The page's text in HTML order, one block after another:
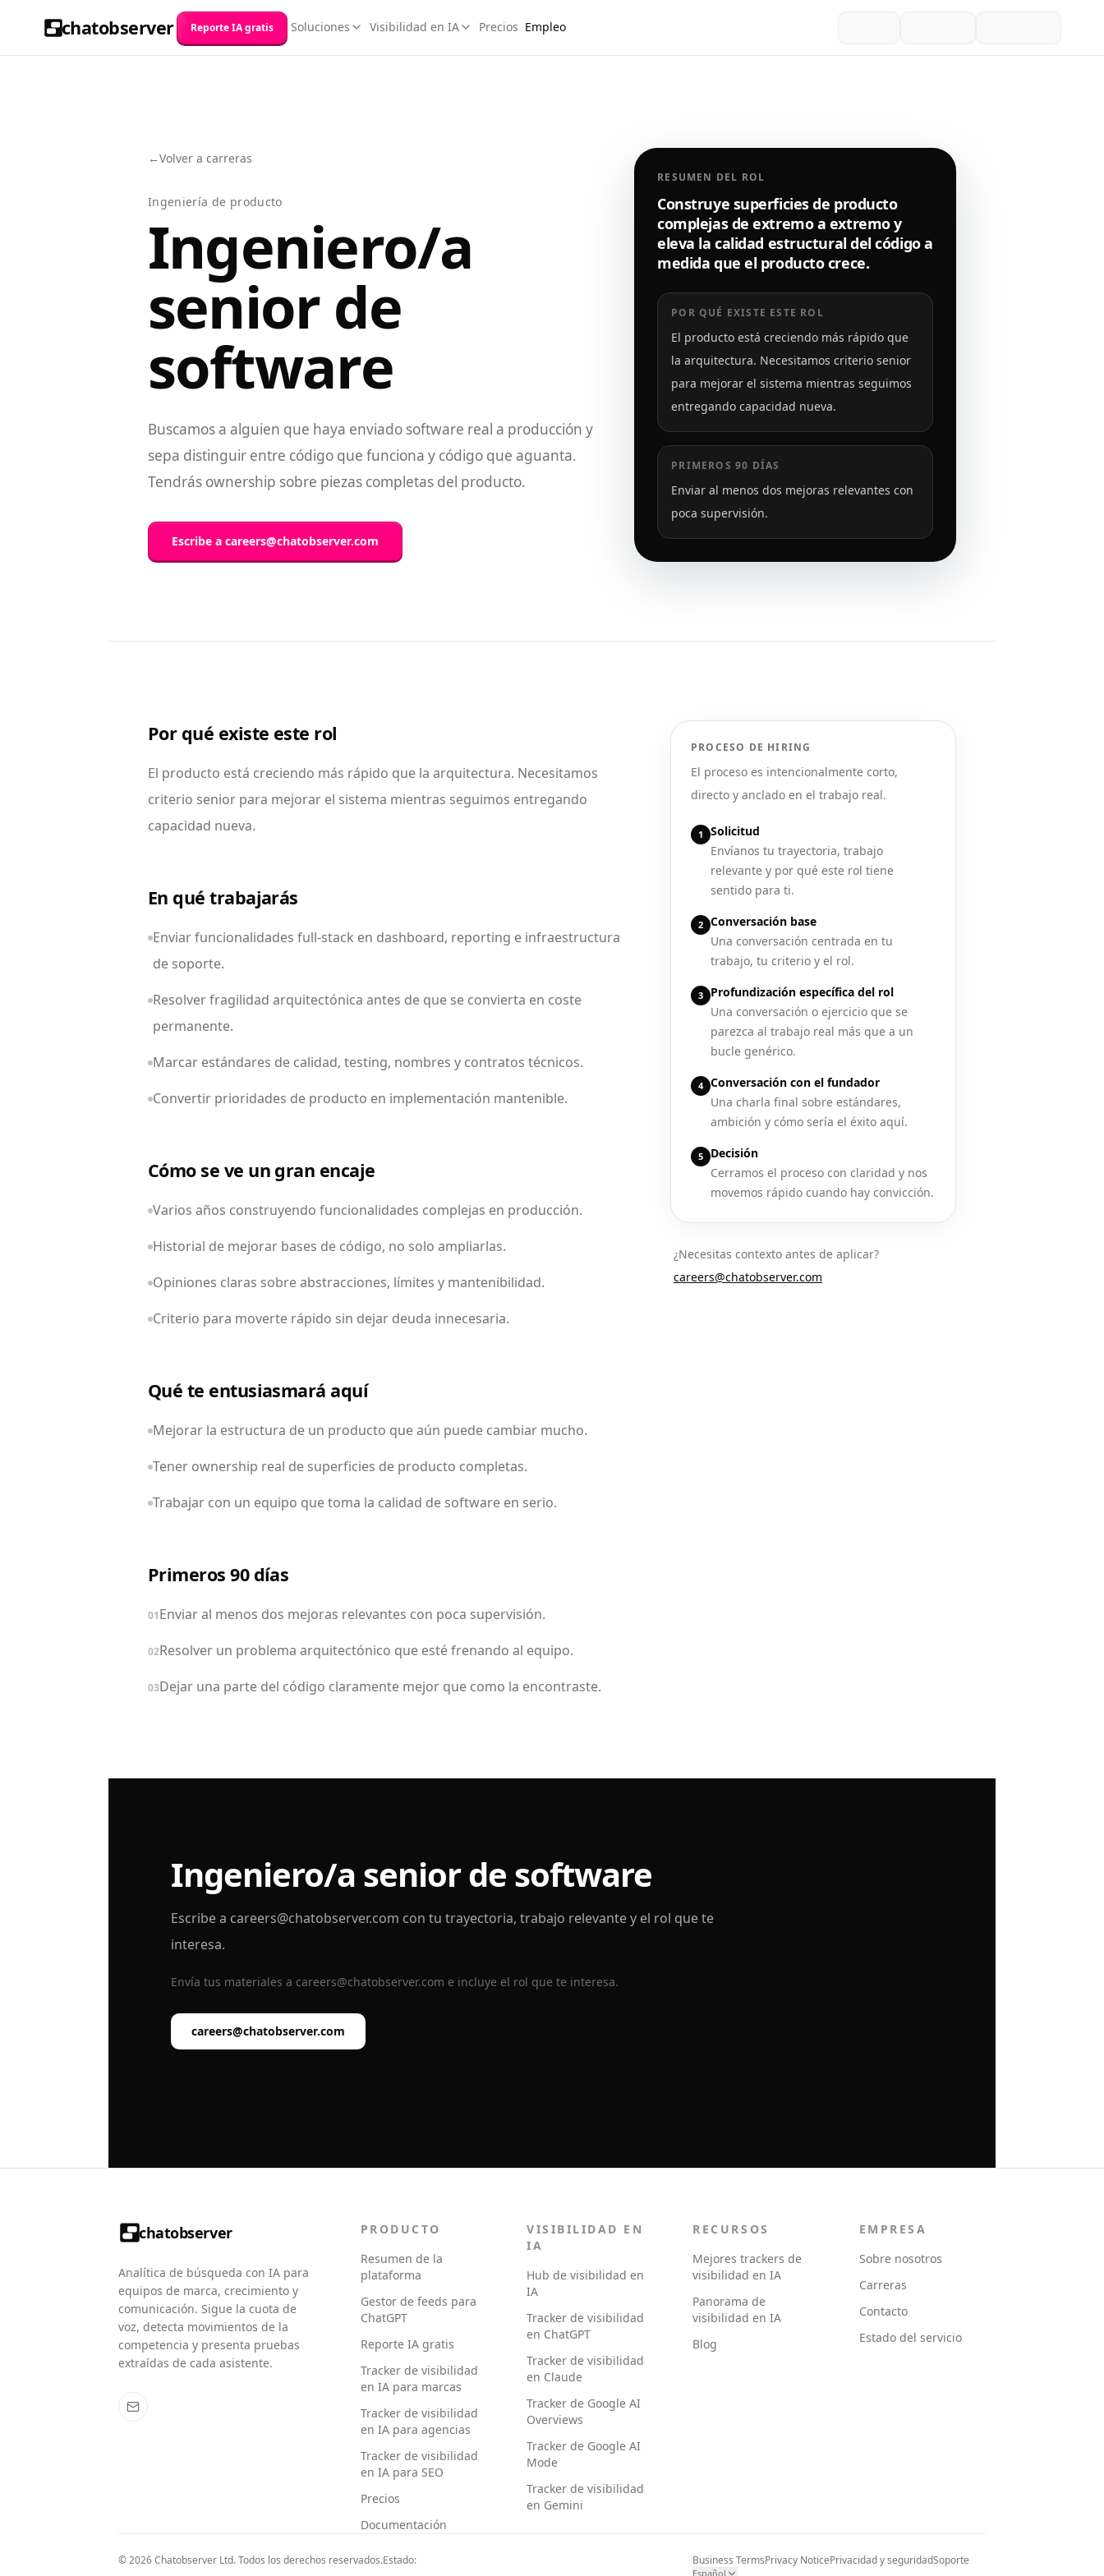
chatobserver Reporte IA gratis Soluciones Visibilidad en IA Precios Empleo
←Volver a carreras
Ingeniería de producto
Ingeniero/a
senior de
software
Buscamos a alguien que haya enviado software real a producción y
sepa distinguir entre código que funciona y código que aguanta.
Tendrás ownership sobre piezas completas del producto.
Escribe a careers@chatobserver.com
RESUMEN DEL ROL
Construye superficies de producto
complejas de extremo a extremo y
eleva la calidad estructural del código a
medida que el producto crece.
POR QUÉ EXISTE ESTE ROL
El producto está creciendo más rápido que
la arquitectura. Necesitamos criterio senior
para mejorar el sistema mientras seguimos
entregando capacidad nueva.
PRIMEROS 90 DÍAS
Enviar al menos dos mejoras relevantes con
poca supervisión.
Por qué existe este rol
El producto está creciendo más rápido que la arquitectura. Necesitamos
criterio senior para mejorar el sistema mientras seguimos entregando
capacidad nueva.
En qué trabajarás
Enviar funcionalidades full-stack en dashboard, reporting e infraestructura
de soporte.
Resolver fragilidad arquitectónica antes de que se convierta en coste
permanente.
Marcar estándares de calidad, testing, nombres y contratos técnicos.
Convertir prioridades de producto en implementación mantenible.
Cómo se ve un gran encaje
Varios años construyendo funcionalidades complejas en producción.
Historial de mejorar bases de código, no solo ampliarlas.
Opiniones claras sobre abstracciones, límites y mantenibilidad.
Criterio para moverte rápido sin dejar deuda innecesaria.
Qué te entusiasmará aquí
Mejorar la estructura de un producto que aún puede cambiar mucho.
Tener ownership real de superficies de producto completas.
Trabajar con un equipo que toma la calidad de software en serio.
Primeros 90 días
01Enviar al menos dos mejoras relevantes con poca supervisión.
02Resolver un problema arquitectónico que esté frenando al equipo.
03Dejar una parte del código claramente mejor que como la encontraste.
PROCESO DE HIRING
El proceso es intencionalmente corto,
directo y anclado en el trabajo real.
1
Solicitud
Envíanos tu trayectoria, trabajo
relevante y por qué este rol tiene
sentido para ti.
2 Conversación base
Una conversación centrada en tu
trabajo, tu criterio y el rol.
3
Profundización específica del rol
Una conversación o ejercicio que se
parezca al trabajo real más que a un
bucle genérico.
4 Conversación con el fundador
Una charla final sobre estándares,
ambición y cómo sería el éxito aquí.
5
Decisión
Cerramos el proceso con claridad y nos
movemos rápido cuando hay convicción.
¿Necesitas contexto antes de aplicar?
careers@chatobserver.com
Ingeniero/a senior de software
Escribe a careers@chatobserver.com con tu trayectoria, trabajo relevante y el rol que te
interesa.
Envía tus materiales a careers@chatobserver.com e incluye el rol que te interesa.
careers@chatobserver.com
chatobserver
Analítica de búsqueda con IA para
equipos de marca, crecimiento y
comunicación. Sigue la cuota de
voz, detecta movimientos de la
competencia y presenta pruebas
extraídas de cada asistente.
PRODUCTO
Resumen de la
plataforma
Gestor de feeds para
ChatGPT
Reporte IA gratis
Tracker de visibilidad
en IA para marcas
Tracker de visibilidad
en IA para agencias
Tracker de visibilidad
en IA para SEO
Precios
Documentación
VISIBILIDAD EN
IA
Hub de visibilidad en
IA
Tracker de visibilidad
en ChatGPT
Tracker de visibilidad
en Claude
Tracker de Google AI
Overviews
Tracker de Google AI
Mode
Tracker de visibilidad
en Gemini
RECURSOS
Mejores trackers de
visibilidad en IA
Panorama de
visibilidad en IA
Blog
EMPRESA
Sobre nosotros
Carreras
Contacto
Estado del servicio
© 2026 Chatobserver Ltd. Todos los derechos reservados.Estado:
Business TermsPrivacy NoticePrivacidad y seguridadSoporte
Español